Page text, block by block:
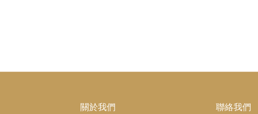
關於我們 聯絡我們